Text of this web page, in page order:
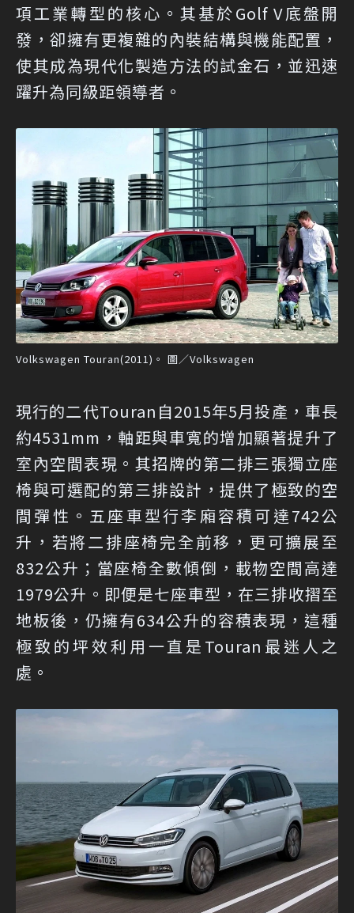
項工業轉型的核心。其基於Golf V底盤開
發，卻擁有更複雜的內裝結構與機能配置，
使其成為現代化製造方法的試金石，並迅速
躍升為同級距領導者。
Volkswagen Touran(2011)。 圖／Volkswagen
現行的二代Touran自2015年5月投產，車長
約4531mm，軸距與車寬的增加顯著提升了
室內空間表現。其招牌的第二排三張獨立座
椅與可選配的第三排設計，提供了極致的空
間彈性。五座車型行李廂容積可達742公
升，若將二排座椅完全前移，更可擴展至
832公升；當座椅全數傾倒，載物空間高達
1979公升。即便是七座車型，在三排收摺至
地板後，仍擁有634公升的容積表現，這種
極致的坪效利用一直是Touran最迷人之
處。